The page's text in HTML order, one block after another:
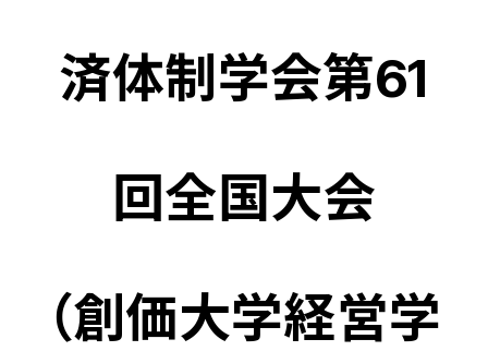
済体制学会第61
回全国大会
（創価大学経営学